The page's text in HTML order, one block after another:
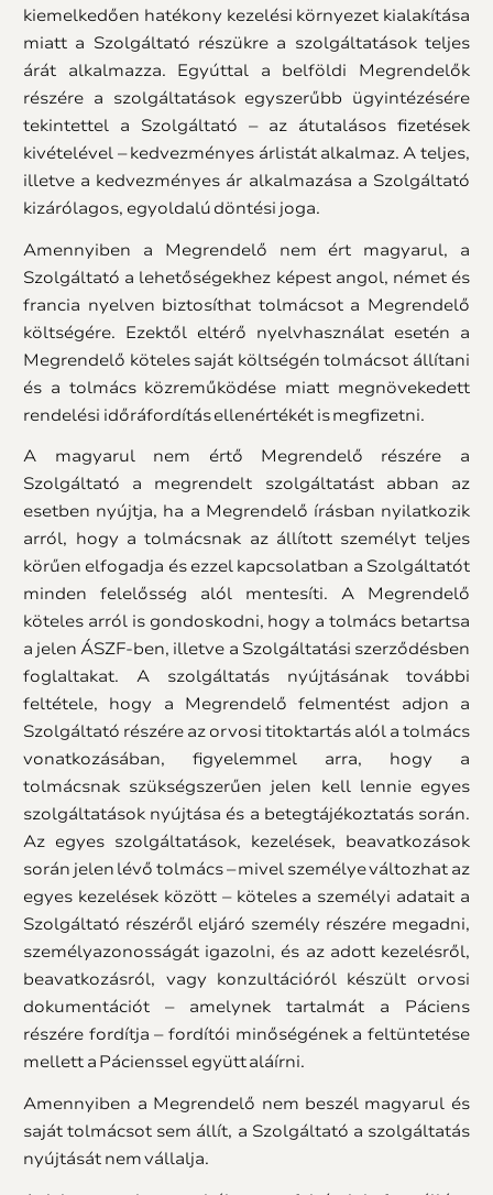
kiemelkedően hatékony kezelési környezet kialakítása
miatt a Szolgáltató részükre a szolgáltatások teljes
árát alkalmazza. Egyúttal a belföldi Megrendelők
részére a szolgáltatások egyszerűbb ügyintézésére
tekintettel a Szolgáltató – az átutalásos fizetések
kivételével – kedvezményes árlistát alkalmaz. A teljes,
illetve a kedvezményes ár alkalmazása a Szolgáltató
kizárólagos, egyoldalú döntési joga.
Amennyiben a Megrendelő nem ért magyarul, a
Szolgáltató a lehetőségekhez képest angol, német és
francia nyelven biztosíthat tolmácsot a Megrendelő
költségére. Ezektől eltérő nyelvhasználat esetén a
Megrendelő köteles saját költségén tolmácsot állítani
és a tolmács közreműködése miatt megnövekedett
rendelési időráfordítás ellenértékét is megfizetni.
A magyarul nem értő Megrendelő részére a
Szolgáltató a megrendelt szolgáltatást abban az
esetben nyújtja, ha a Megrendelő írásban nyilatkozik
arról, hogy a tolmácsnak az állított személyt teljes
körűen elfogadja és ezzel kapcsolatban a Szolgáltatót
minden felelősség alól mentesíti. A Megrendelő
köteles arról is gondoskodni, hogy a tolmács betartsa
a jelen ÁSZF-ben, illetve a Szolgáltatási szerződésben
foglaltakat. A szolgáltatás nyújtásának további
feltétele, hogy a Megrendelő felmentést adjon a
Szolgáltató részére az orvosi titoktartás alól a tolmács
vonatkozásában, figyelemmel arra, hogy a
tolmácsnak szükségszerűen jelen kell lennie egyes
szolgáltatások nyújtása és a betegtájékoztatás során.
Az egyes szolgáltatások, kezelések, beavatkozások
során jelen lévő tolmács – mivel személye változhat az
egyes kezelések között – köteles a személyi adatait a
Szolgáltató részéről eljáró személy részére megadni,
személyazonosságát igazolni, és az adott kezelésről,
beavatkozásról, vagy konzultációról készült orvosi
dokumentációt – amelynek tartalmát a Páciens
részére fordítja – fordítói minőségének a feltüntetése
mellett a Pácienssel együtt aláírni.
Amennyiben a Megrendelő nem beszél magyarul és
saját tolmácsot sem állít, a Szolgáltató a szolgáltatás
nyújtását nem vállalja.